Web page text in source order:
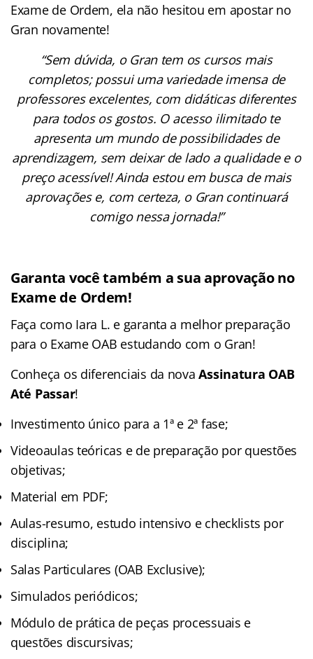
Exame de Ordem, ela não hesitou em apostar no
Gran novamente!
“Sem dúvida, o Gran tem os cursos mais
completos; possui uma variedade imensa de
professores excelentes, com didáticas diferentes
para todos os gostos. O acesso ilimitado te
apresenta um mundo de possibilidades de
aprendizagem, sem deixar de lado a qualidade e o
preço acessível! Ainda estou em busca de mais
aprovações e, com certeza, o Gran continuará
comigo nessa jornada!”
Garanta você também a sua aprovação no
Exame de Ordem!
Faça como Iara L. e garanta a melhor preparação
para o Exame OAB estudando com o Gran!
Conheça os diferenciais da novaAssinatura OAB
Até Passar!
Investimento único para a 1ª e 2ª fase;
Videoaulas teóricas e de preparação por questões
objetivas;
Material em PDF;
Aulas-resumo, estudo intensivo e checklists por
disciplina;
Salas Particulares (OAB Exclusive);
Simulados periódicos;
Módulo de prática de peças processuais e
questões discursivas;